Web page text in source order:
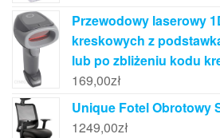
Przewodowy laserowy
kreskowych z
lub po zbliżeniu kodu
169,00zł
Unique Fotel Obrotowy
1249,00zł